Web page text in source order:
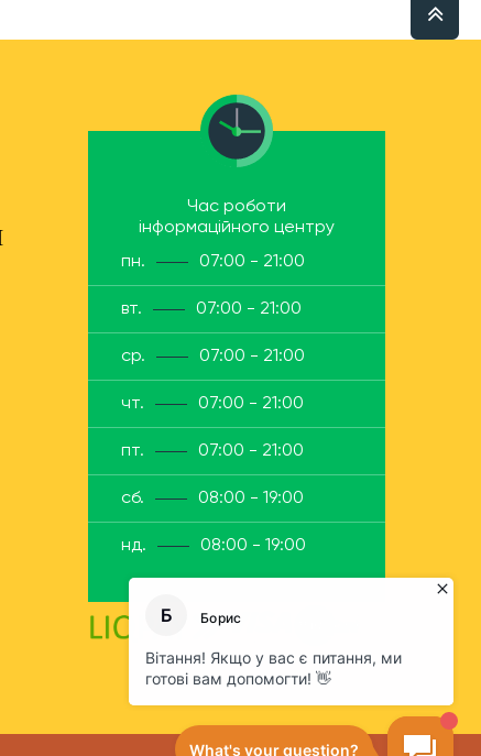
Час роботи
інформаційного центру
пн.
07:00 - 21:00
вт. 07:00 - 21:00
ср. 07:00 - 21:00
чт. 07:00 - 21:00
пт. 07:00 - 21:00
сб. 08:00 - 19:00
нд. 08:00 - 19:00